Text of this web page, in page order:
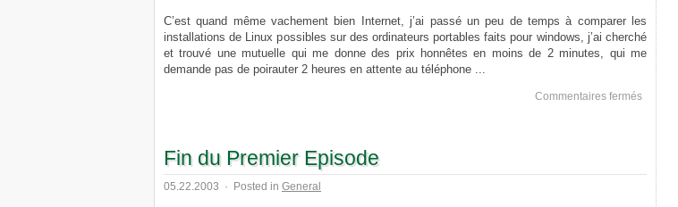
C’est quand même vachement bien Internet, j’ai passé un peu de temps à comparer les
installations de Linux possibles sur des ordinateurs portables faits pour windows, j’ai cherché
et trouvé une mutuelle qui me donne des prix honnêtes en moins de 2 minutes, qui me
demande pas de poirauter 2 heures en attente au téléphone ...
Commentaires ferméssur
Mutuelle
Fin du Premier Episode
05.22.2003 · Posted in General